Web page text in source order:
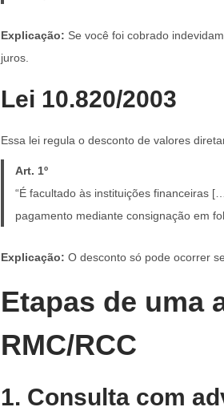
Explicação: Se você foi cobrado
juros.
Lei 10.820/2003
Essa lei regula o desconto de valores
Art. 1º
“É facultado às instituições financeiras
pagamento mediante consignação em
Explicação: O desconto só pode ocorrer
Etapas de uma
RMC/RCC
1. Consulta com